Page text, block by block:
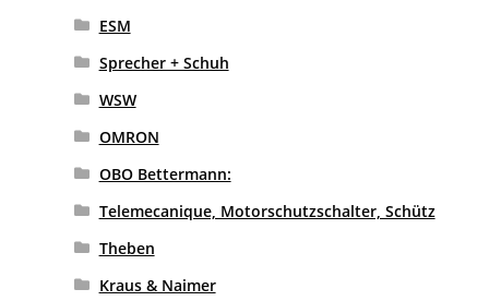
ESM
Sprecher + Schuh
WSW
OMRON
OBO Bettermann:
Telemecanique, Motorschutzschalter, Schütz
Theben
Kraus & Naimer